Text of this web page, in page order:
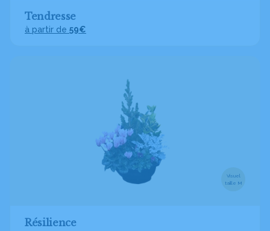
Tendresse
à partir de 59€
Visuel
taille M
Résilience